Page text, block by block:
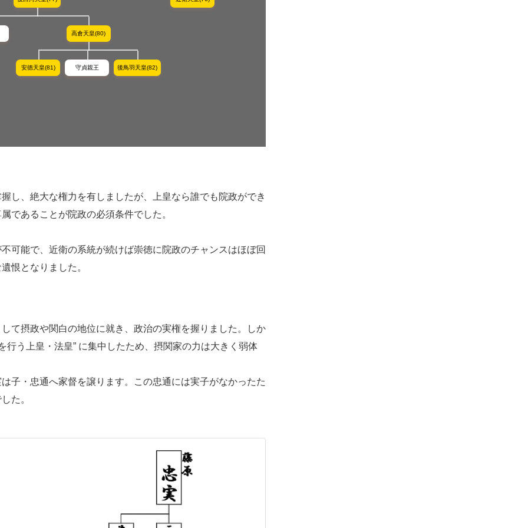
高倉天皇(80)
安徳天皇(81) 守貞親王 後鳥羽天皇(82)
し、絶大な権力を有しましたが、上皇なら誰でも院政ができ
であることが院政の必須条件でした。
可能で、近衛の系統が続けば崇徳に院政のチャンスはほぼ回
恨となりました。
て摂政や関白の地位に就き、政治の実権を握りました。しか
行う上皇・法皇” に集中したため、摂関家の力は大きく弱体
子・忠通へ家督を譲ります。この忠通には実子がなかったた
た。